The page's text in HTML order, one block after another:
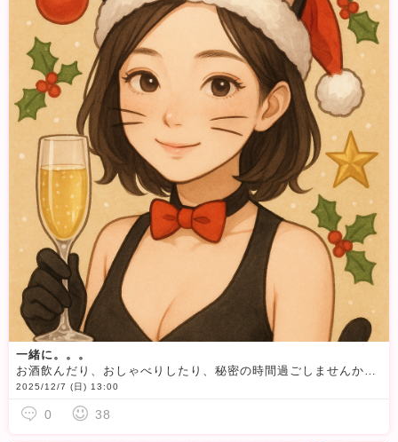
一緒に。。。
お酒飲んだり、おしゃべりしたり、秘密の時間過ごしませんか？ぜひ待ち合わせしよ？
2025/12/7 (日) 13:00
0 38